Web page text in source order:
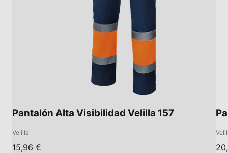
Pantalón Alta Visibilidad Velilla 157
Velilla
15,96 €